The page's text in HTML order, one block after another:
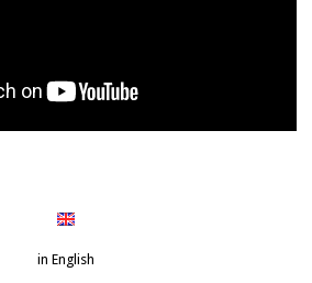
in English